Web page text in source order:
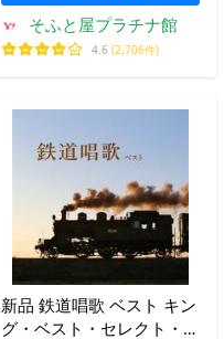
そふと屋プラチナ館
4.6 (2,706件)
新品 鉄道唱歌 ベスト キン
グ・ベスト・セレクト・ラ